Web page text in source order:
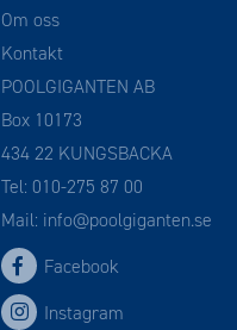
Om oss
Kontakt
POOLGIGANTEN AB
Box 10173
434 22 KUNGSBACKA
Tel: 010-275 87 00
Mail: info@poolgiganten.se
Facebook
Instagram